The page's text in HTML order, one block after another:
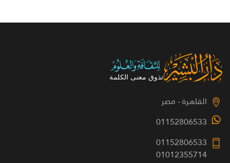
القاهرة - مصر
01152806533
01152806533
01012355714